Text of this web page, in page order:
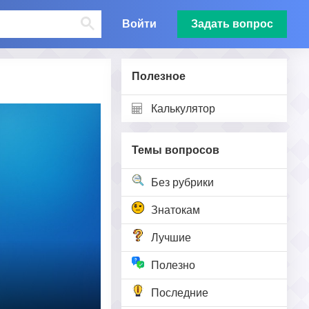
Войти Задать вопрос
Полезное
Калькулятор
Темы вопросов
Без рубрики
Знатокам
Лучшие
Полезно
Последние